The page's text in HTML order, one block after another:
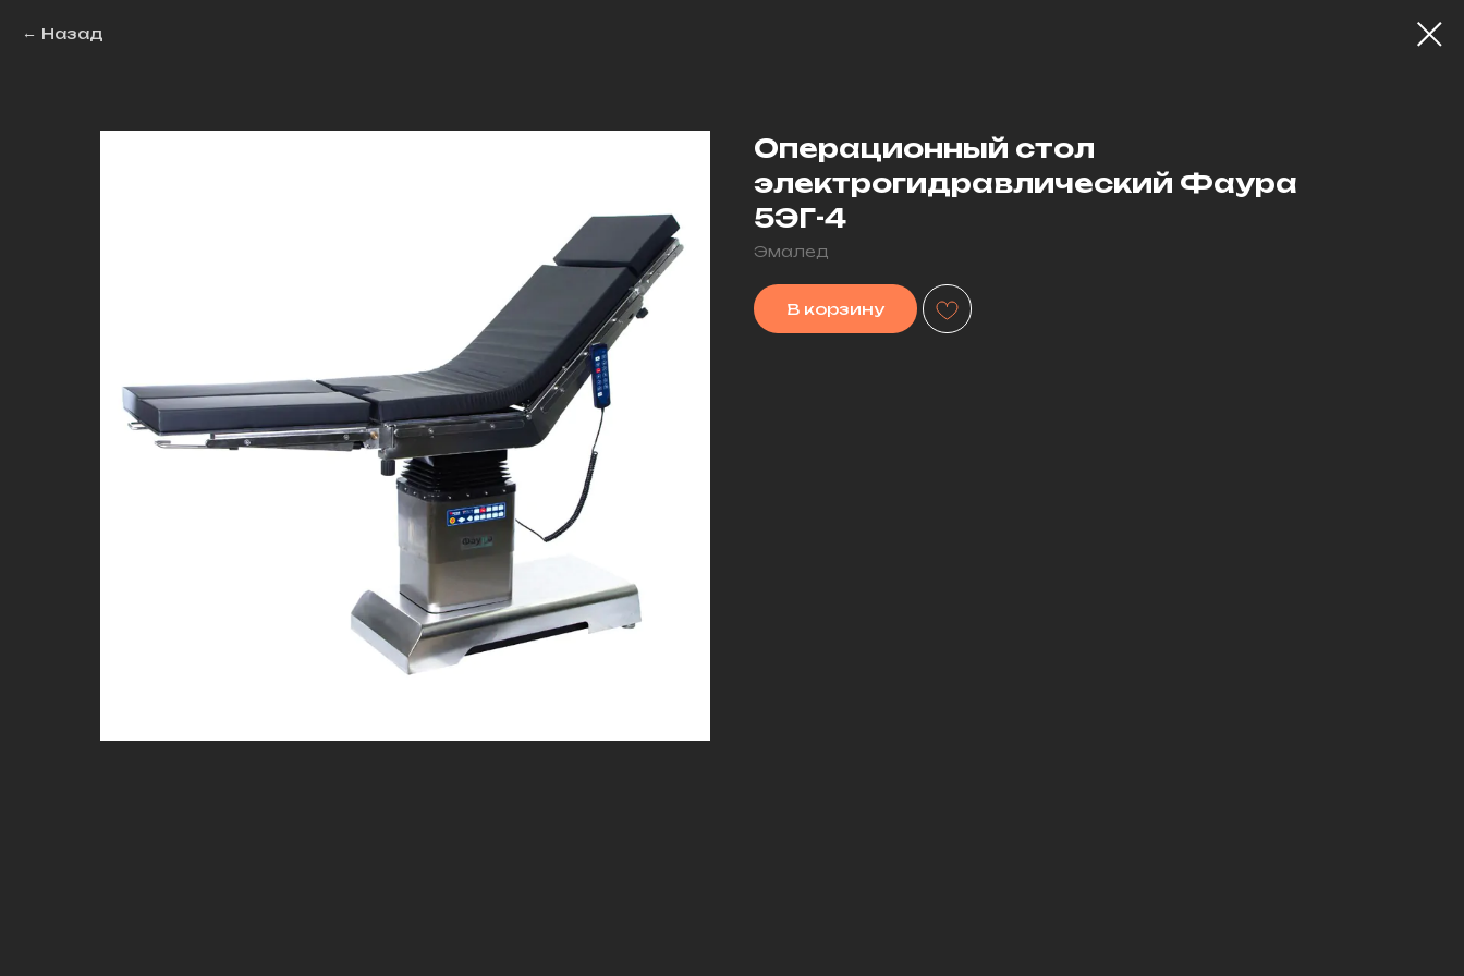
Назад
Операционный стол
электрогидравлический Фаура
5ЭГ-4
Эмалед
В корзину